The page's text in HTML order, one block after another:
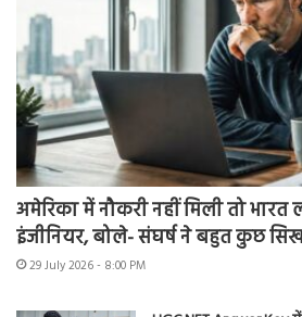
अमेरिका में नौकरी नहीं मिली तो भारत
इंजीनियर, बोले- संघर्ष ने बहुत कुछ
29 July 2026 - 8:00 PM